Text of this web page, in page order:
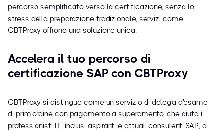
percorso semplificato verso la certificazione, senza lo
stress della preparazione tradizionale, servizi come
CBTProxy offrono una soluzione unica.
Accelera il tuo percorso di
certificazione SAP con CBTProxy
CBTProxy si distingue come un servizio di delega d'esame
di prim'ordine con pagamento a superamento, che aiuta i
professionisti IT, inclusi aspiranti e attuali consulenti SAP, a